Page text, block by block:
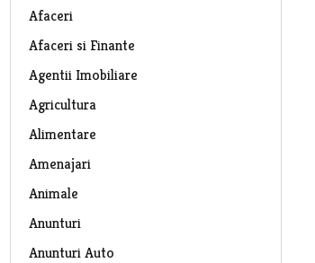
Afaceri
Afaceri si Finante
Agentii Imobiliare
Agricultura
Alimentare
Amenajari
Animale
Anunturi
Anunturi Auto